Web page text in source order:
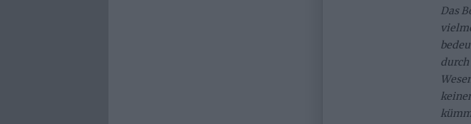
Das
durch